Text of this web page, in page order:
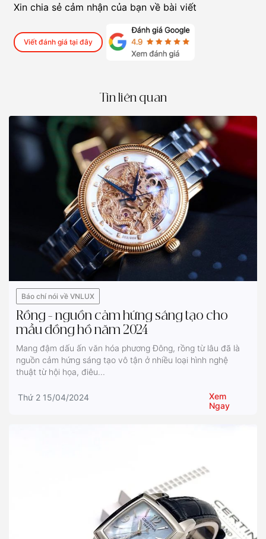
Xin chia sẻ cảm nhận của bạn về bài viết
Viết đánh giá tại đây
Tin liên quan
Báo chí nói về VNLUX
Rồng - nguồn cảm hứng sáng tạo cho
mẫu đồng hồ năm 2024
Mang đậm dấu ấn văn hóa phương Đông, rồng từ lâu đã là
nguồn cảm hứng sáng tạo vô tận ở nhiều loại hình nghệ
thuật từ hội họa, điêu...
Thứ 2 15/04/2024
Xem
Ngay